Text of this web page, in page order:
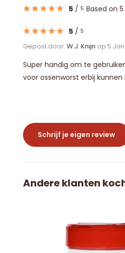
5 / 5 Based on
5 / 5
Gepost door: W.J. Knijn op 5
Super handig om te
voor ossenworst erbij kunnen
Schrijf je eigen review
Andere klanten